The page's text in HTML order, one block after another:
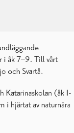
i åk 7–9. Till vårt
och Svartå.
Katarinaskolan (åk 1-
i hjärtat av naturnära